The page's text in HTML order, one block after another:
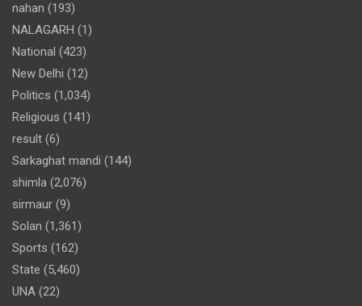
nahan (193)
NALAGARH (1)
National (423)
New Delhi (12)
Politics (1,034)
Religious (141)
result (6)
Sarkaghat mandi (144)
shimla (2,076)
sirmaur (9)
Solan (1,361)
Sports (162)
State (5,460)
UNA (22)